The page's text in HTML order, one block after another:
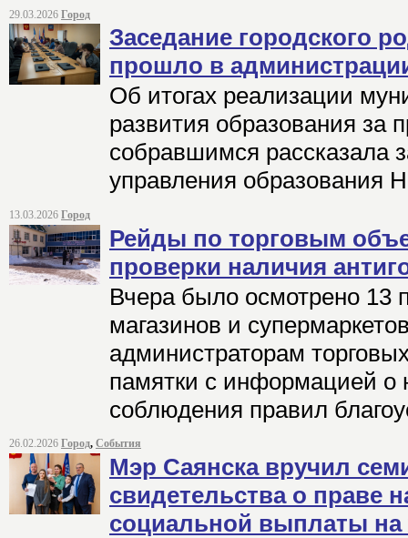
29.03.2026 Город
Заседание городского
прошло в
Об итогах реализации
развития образования за
собравшимся рассказала
управления образования
13.03.2026 Город
Рейды по торговым
проверки наличия
Вчера было осмотрено 13
магазинов и
администраторам
памятки с информацией о
соблюдения правил
26.02.2026 Город, События
Мэр Саянска вручил
свидетельства о праве
социальной выплаты